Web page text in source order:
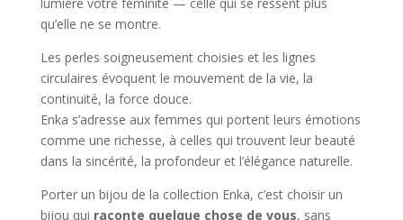
qu’elle ne se montre.
Les perles soigneusement choisies et les lignes
circulaires évoquent le mouvement de la vie, la
continuité, la force douce.
Enka s’adresse aux femmes qui portent leurs émotions
comme une richesse, à celles qui trouvent leur beauté
dans la sincérité, la profondeur et l’élégance naturelle.
Porter un bijou de la collection Enka, c’est choisir un
bijou qui raconte quelque chose de vous, sans